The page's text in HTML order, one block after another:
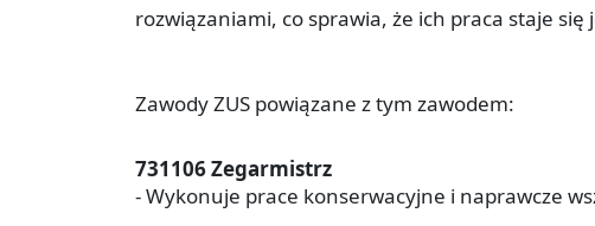
rozwiązaniami, co sprawia, że ich praca staje
Zawody ZUS powiązane z tym zawodem:
731106 Zegarmistrz
- Wykonuje prace konserwacyjne i naprawcze